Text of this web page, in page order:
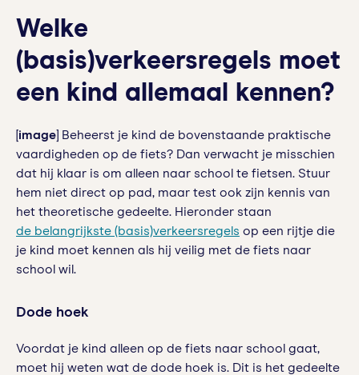
Welke
(basis)verkeersregels moet
een kind allemaal kennen?
[image ] Beheerst je kind de bovenstaande praktische
vaardigheden op de fiets? Dan verwacht je misschien
dat hij klaar is om alleen naar school te fietsen. Stuur
hem niet direct op pad, maar test ook zijn kennis van
het theoretische gedeelte. Hieronder staan
de belangrijkste (basis)verkeersregels op een rijtje die
je kind moet kennen als hij veilig met de fiets naar
school wil.
Dode hoek
Voordat je kind alleen op de fiets naar school gaat,
moet hij weten wat de dode hoek is. Dit is het gedeelte